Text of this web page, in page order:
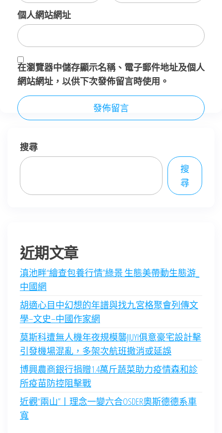
個人網站網址
在瀏覽器中儲存顯示名稱、電子郵件地址及個人
網站網址，以供下次發佈留言時使用。
搜尋
搜
尋
近期文章
滇池畔“繪查包養行情”綠景 生態美帶動生態游_
中國網
胡適心目中幻想的年譜與找九宮格聚會列傳文
學–文史–中國作家網
莫斯科遭無人機年夜規模襲JIUYI俱意豪宅設計擊
引發機場混亂，多架次航班撤消或延誤
博興農商銀行捐贈1.4萬斤蔬菜助力疫情森和診
所疫苗防控阻擊戰
近觀“兩山”丨理念一變六合OSDER奧斯德德系車
寬